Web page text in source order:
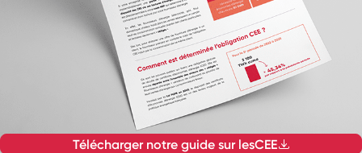
Télécharger notre guide sur lesCEE